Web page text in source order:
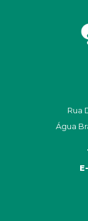
Rua
Água